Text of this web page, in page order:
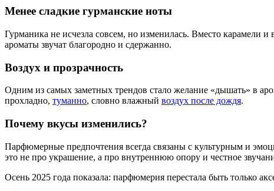
Менее сладкие гурманские ноты
Гурманика не исчезла совсем, но изменилась. Вместо карамели
ароматы звучат благородно и сдержанно.
Воздух и прозрачность
Одним из самых заметных трендов стало желание «дышать» в
прохладно, туманно, словно влажный воздух после дождя.
Почему вкусы изменились?
Парфюмерные предпочтения всегда связаны с культурным и
это не про украшение, а про внутреннюю опору и честное
Осень 2025 года показала: парфюмерия перестала быть только